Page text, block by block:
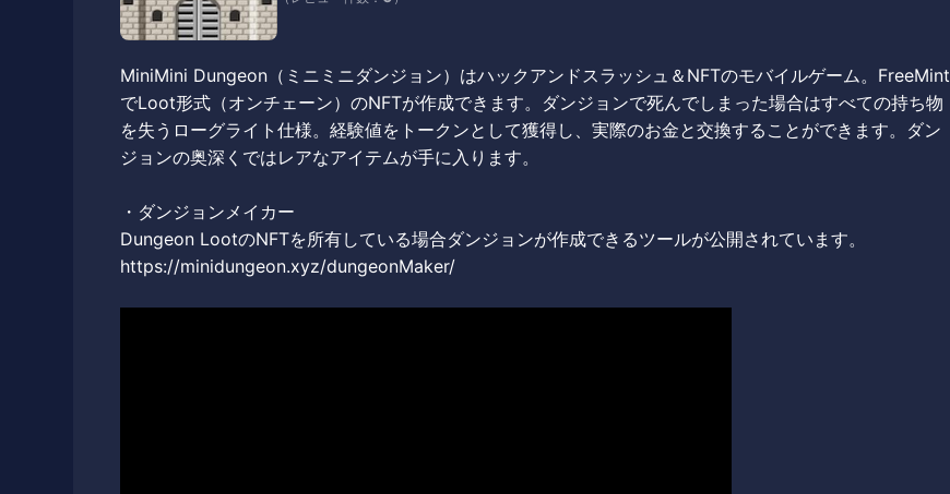
MiniMini Dungeon（ミニミニダンジョン）はハックアンドスラッシュ＆NFTのモバイルゲーム。FreeMint
でLoot形式（オンチェーン）のNFTが作成できます。ダンジョンで死んでしまった場合はすべての持ち物
を失うローグライト仕様。経験値をトークンとして獲得し、実際のお金と交換することができます。ダン
ジョンの奥深くではレアなアイテムが手に入ります。
・ダンジョンメイカー
Dungeon LootのNFTを所有している場合ダンジョンが作成できるツールが公開されています。
https://minidungeon.xyz/dungeonMaker/